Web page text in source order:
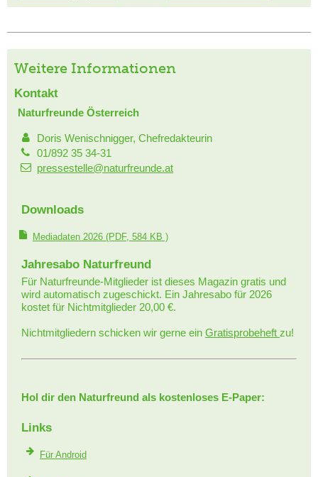
Weitere Informationen
Kontakt
Naturfreunde Österreich
Doris Wenischnigger, Chefredakteurin
01/892 35 34-31
pressestelle@naturfreunde.at
Downloads
Mediadaten 2026 (PDF, 584 KB )
Jahresabo Naturfreund
Für Naturfreunde-Mitglieder ist dieses Magazin gratis und
wird automatisch zugeschickt. Ein Jahresabo für 2026
kostet für Nichtmitglieder 20,00 €.
Nichtmitgliedern schicken wir gerne ein Gratisprobeheft zu!
Hol dir den Naturfreund als kostenloses E-Paper:
Links
Für Android